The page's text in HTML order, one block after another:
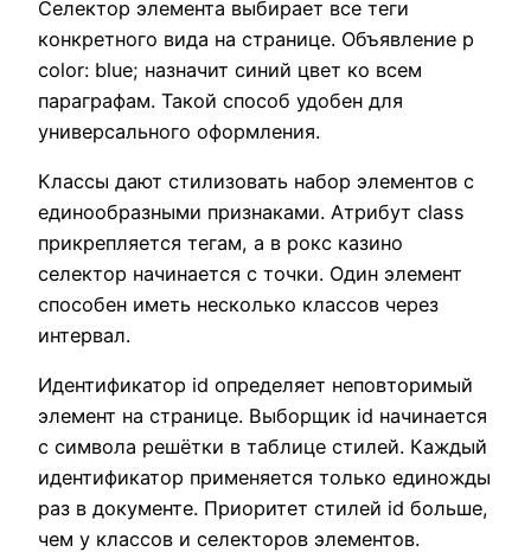
Селектор элемента выбирает все теги
конкретного вида на странице. Объявление p
color: blue; назначит синий цвет ко всем
параграфам. Такой способ удобен для
универсального оформления.
Классы дают стилизовать набор элементов с
единообразными признаками. Атрибут class
прикрепляется тегам, а в рокс казино
селектор начинается с точки. Один элемент
способен иметь несколько классов через
интервал.
Идентификатор id определяет неповторимый
элемент на странице. Выборщик id начинается
с символа решётки в таблице стилей. Каждый
идентификатор применяется только единожды
раз в документе. Приоритет стилей id больше,
чем у классов и селекторов элементов.